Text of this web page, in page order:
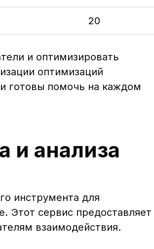
20
и оптимизировать
оптимизаций
готовы помочь на каждом
и анализа
инструмента для
Этот сервис предоставляет
взаимодействия.